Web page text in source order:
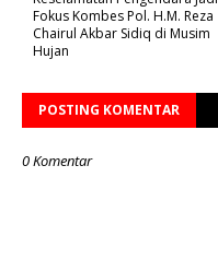
Fokus Kombes Pol. H.M. Reza
Chairul Akbar Sidiq di Musim
Hujan
POSTING KOMENTAR
0 Komentar